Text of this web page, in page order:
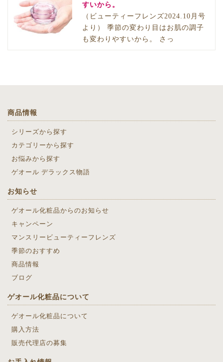
すいから。
（ビューティーフレンズ2024.10月号
より） 季節の変わり目はお肌の調子
も変わりやすいから。 さっ
商品情報
シリーズから探す
カテゴリーから探す
お悩みから探す
ゲオール デラックス物語
お知らせ
ゲオール化粧品からのお知らせ
キャンペーン
マンスリービューティーフレンズ
季節のおすすめ
商品情報
ブログ
ゲオール化粧品について
ゲオール化粧品について
購入方法
販売代理店の募集